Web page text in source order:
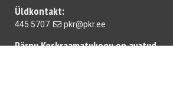
Üldkontakt:
445 5707 pkr@pkr.ee
Pärnu Keskraamatukogu on avatud